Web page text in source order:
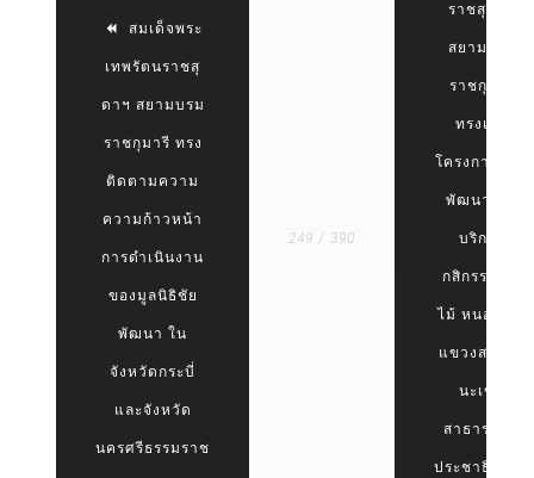
สมเด็จพระ
เทพรัตนราชสุ
ดาฯ สยามบรม
ราชกุมารี ทรง
ติดตามความ
ความก้าวหน้า
การดำเนินงาน
ของมูลนิธิชัย
พัฒนา ใน
จังหวัดกระบี่
และจังหวัด
นครศรีธรรมราช
249 / 390
ราชสุดาฯ
สยามบรม
ราชกุมารี
ทรงเปิด
โครงการศูนย์
พัฒนาและ
บริการ
กสิกรรม-ป่า
ไม้ หนองเต่า
แขวงสะหวัน
นะเขต
สาธารณรัฐ
ประชาธิปไตย